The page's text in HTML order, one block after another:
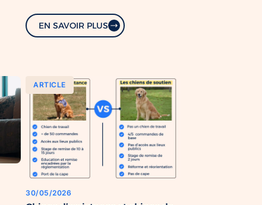
EN SAVOIR PLUS
ARTICLE
30/05/2026